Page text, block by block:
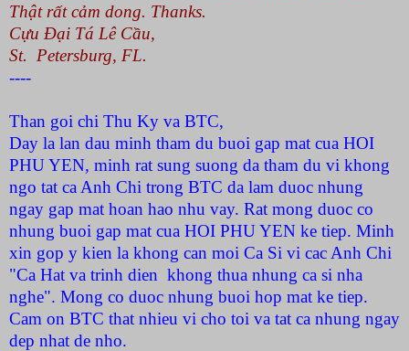
Thật rất cảm dong. Thanks.
Cựu Đại Tá Lê Cầu,
St. Petersburg, FL.
----
Than goi chi Thu Ky va BTC,
Day la lan dau minh tham du buoi gap mat cua HOI
PHU YEN, minh rat sung suong da tham du vi khong
ngo tat ca Anh Chi trong BTC da lam duoc nhung
ngay gap mat hoan hao nhu vay. Rat mong duoc co
nhung buoi gap mat cua HOI PHU YEN ke tiep. Minh
xin gop y kien la khong can moi Ca Si vi cac Anh Chi
"Ca Hat va trinh dien khong thua nhung ca si nha
nghe". Mong co duoc nhung buoi hop mat ke tiep.
Cam on BTC that nhieu vi cho toi va tat ca nhung ngay
dep nhat de nho.